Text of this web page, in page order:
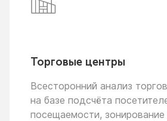
Торговые центры
Всесторонний анализ
на базе подсчёта
посещаемости, зонирование